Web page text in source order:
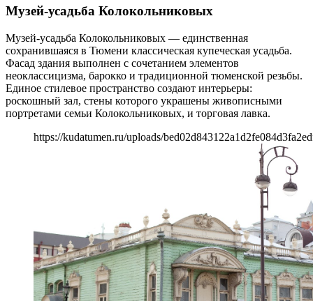
Музей-усадьба Колокольниковых
Музей-усадьба Колокольниковых — единственная
сохранившаяся в Тюмени классическая купеческая усадьба.
Фасад здания выполнен с сочетанием элементов
неоклассицизма, барокко и традиционной тюменской резьбы.
Единое стилевое пространство создают интерьеры:
роскошный зал, стены которого украшены живописными
портретами семьи Колокольниковых, и торговая лавка.
https://kudatumen.ru/uploads/